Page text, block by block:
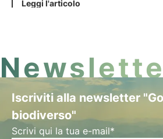
scolastico in vista del rientro a
Leggi l'articolo
Iscriviti alla newsletter
biodiverso"
Scrivi qui la tua e-mail*